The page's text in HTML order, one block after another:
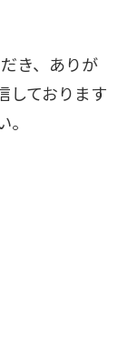
き、ありが
しております